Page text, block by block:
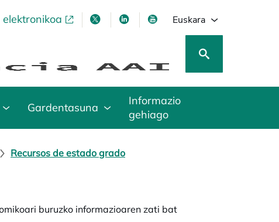
elektronikoa
opens in a new tabopens in a new tab
opens in a new tab
opens in a new tab
Euskara
Gardentasuna
Informazio
gehiago
Recursos de estado grado
buruzko informazioaren zati bat